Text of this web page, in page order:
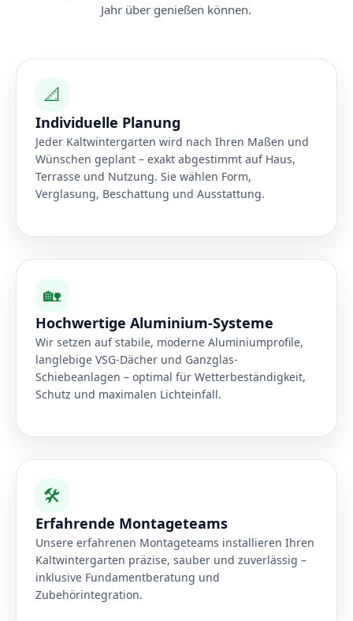
Jahr über genießen können.
📐
Individuelle Planung
Jeder Kaltwintergarten wird nach Ihren Maßen und
Wünschen geplant – exakt abgestimmt auf Haus,
Terrasse und Nutzung. Sie wählen Form,
Verglasung, Beschattung und Ausstattung.
🏡
Hochwertige Aluminium-Systeme
Wir setzen auf stabile, moderne Aluminiumprofile,
langlebige VSG-Dächer und Ganzglas-
Schiebeanlagen – optimal für Wetterbeständigkeit,
Schutz und maximalen Lichteinfall.
🛠️
Erfahrende Montageteams
Unsere erfahrenen Montageteams installieren Ihren
Kaltwintergarten präzise, sauber und zuverlässig –
inklusive Fundamentberatung und
Zubehörintegration.